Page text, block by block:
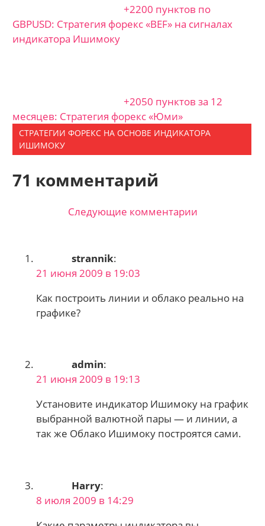
+2200 пунктов по
GBPUSD: Стратегия форекс «BEF» на сигналах
индикатора Ишимоку
+2050 пунктов за 12
месяцев: Стратегия форекс «Юми»
СТРАТЕГИИ ФОРЕКС НА ОСНОВЕ ИНДИКАТОРА
ИШИМОКУ
71 комментарий
по
комментариям
Следующие комментарии
strannik:
21 июня 2009 в 19:03
Как построить линии и облако реально на
графике?
admin:
21 июня 2009 в 19:13
Установите индикатор Ишимоку на график
выбранной валютной пары — и линии, а
так же Облако Ишимоку построятся сами.
Harry:
8 июля 2009 в 14:29